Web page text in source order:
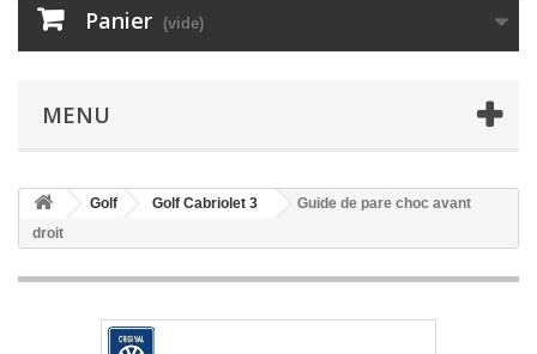
Panier (vide)
MENU
Golf Golf Cabriolet 3
Guide de pare choc avant
droit